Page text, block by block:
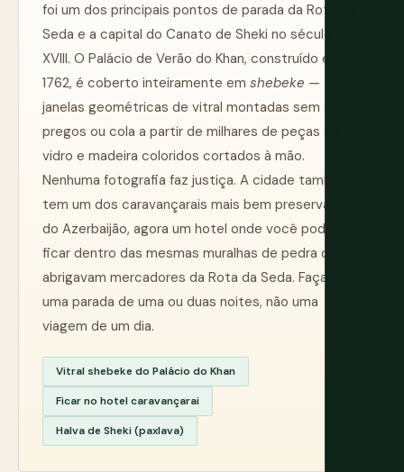
foi um dos principais pontos de parada da Rota da
Seda e a capital do Canato de Sheki no século
XVIII. O Palácio de Verão do Khan, construído em
1762, é coberto inteiramente em shebeke —
janelas geométricas de vitral montadas sem
pregos ou cola a partir de milhares de peças de
vidro e madeira coloridos cortados à mão.
Nenhuma fotografia faz justiça. A cidade também
tem um dos caravançarais mais bem preservados
do Azerbaijão, agora um hotel onde você pode
ficar dentro das mesmas muralhas de pedra que
abrigavam mercadores da Rota da Seda. Faça isso
uma parada de uma ou duas noites, não uma
viagem de um dia.
Vitral shebeke do Palácio do Khan
Ficar no hotel caravançarai
Halva de Sheki (paxlava)